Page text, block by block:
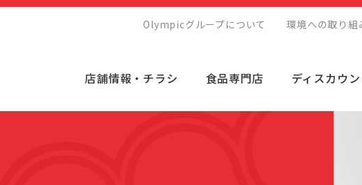
Olympicグループについて 環境への取り組
店舗情報・チラシ 食品専門店 ディスカウ